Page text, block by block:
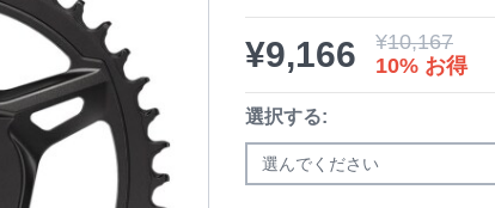
¥9,166 ¥10,167
10% お得
選択する:
選んでください